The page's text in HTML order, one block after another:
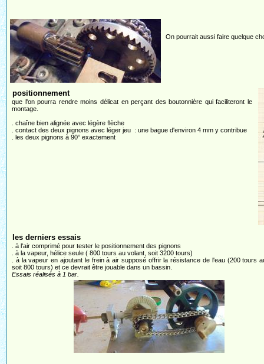
On pourrait aussi faire quelque
positionnement
que l'on pourra rendre moins délicat en perçant des boutonnière qui faciliteront le
montage.
. chaîne bien alignée avec légère flèche
. contact des deux pignons avec léger jeu : une bague d'environ 4 mm y contribue
. les deux pignons à 90° exactement
les derniers essais
. à l'air comprimé pour tester le positionnement des pignons
. à la vapeur, hélice seule ( 800 tours au volant, soit 3200 tours)
. à la vapeur en ajoutant le frein à air supposé offrir la résistance de l'eau (200 tours
soit 800 tours) et ce devrait être jouable dans un bassin.
Essais réalisés à 1 bar.